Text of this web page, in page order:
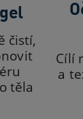
čistí,
těla
Cílí
a